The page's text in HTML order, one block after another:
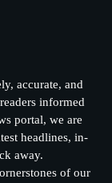
accurate, and
informed
portal, we are
headlines, in-
away.
of our